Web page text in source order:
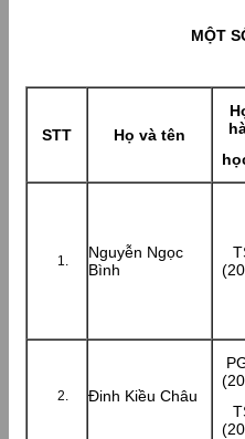
MỘT
STT Họ và tên
Nguyễn Ngọc
Bình
Đinh Kiều Châu